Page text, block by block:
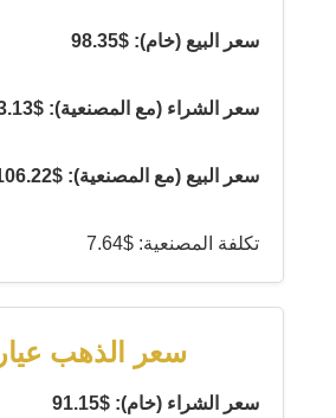
سعر البيع (خام): $98.35
سعر الشراء (مع المصنعية): $103.13
سعر البيع (مع المصنعية): $106.22
تكلفة المصنعية: $7.64
سعر الذهب عيار 21
سعر الشراء (خام): $91.15